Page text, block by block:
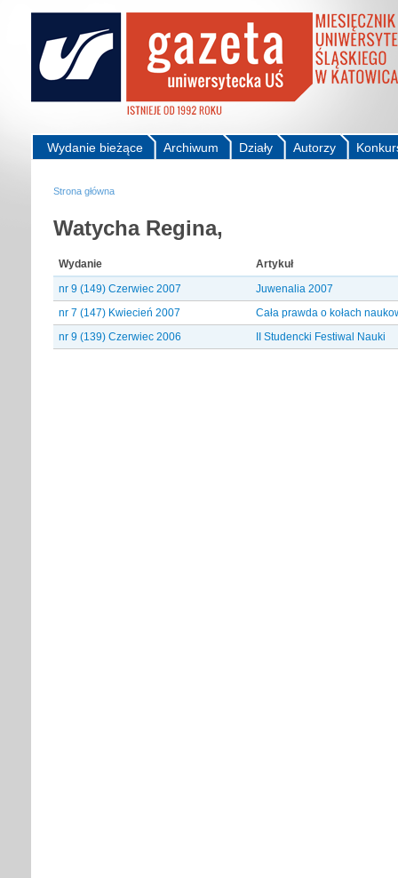
Autorzy
Działy
Archiwum
Wydanie bieżące
Strona główna
Watycha Regina,
Wydanie
Artykuł
nr 9 (149) Czerwiec 2007
Juwenalia 2007
nr 7 (147) Kwiecień 2007
Cała prawda o kołach
nr 9 (139) Czerwiec 2006
II Studencki Festiwal Nauki